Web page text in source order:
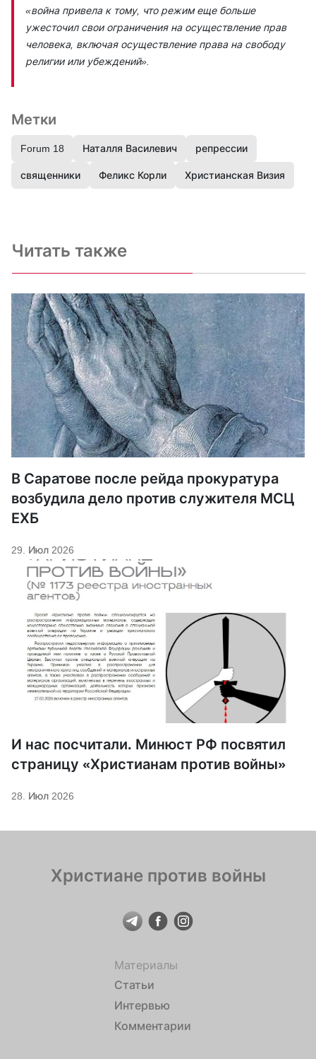
«война привела к тому, что режим еще больше
ужесточил свои ограничения на осуществление прав
человека, включая осуществление права на свободу
религии или убеждений».
Метки
Forum 18 Наталля Василевич репрессии
священники Феликс Корли Христианская Визия
Читать также
В Саратове после рейда прокуратура
возбудила дело против служителя МСЦ
ЕХБ
29. Июл 2026
И нас посчитали. Минюст РФ посвятил
страницу «Христианам против войны»
28. Июл 2026
Христиане против войны
Материалы
Статьи
Интервью
Комментарии